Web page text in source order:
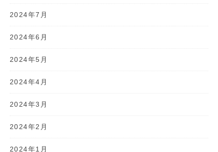
2024年7月
2024年6月
2024年5月
2024年4月
2024年3月
2024年2月
2024年1月